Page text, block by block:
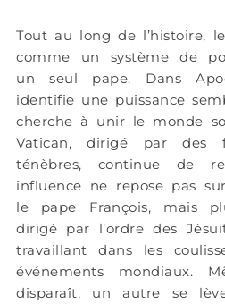
Tout au long de l’histoire,
comme un système de
un seul pape. Dans
identifie une puissance
cherche à unir le monde
Vatican, dirigé par des
ténèbres, continue de
influence ne repose pas
le pape François, mais
dirigé par l’ordre des
travaillant dans les
événements mondiaux.
disparaît, un autre se